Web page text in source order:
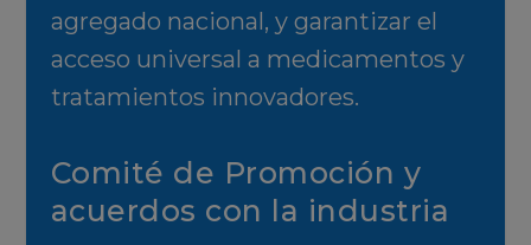
agregado nacional, y garantizar el
acceso universal a medicamentos y
tratamientos innovadores.
Comité de Promoción y
acuerdos con la industria